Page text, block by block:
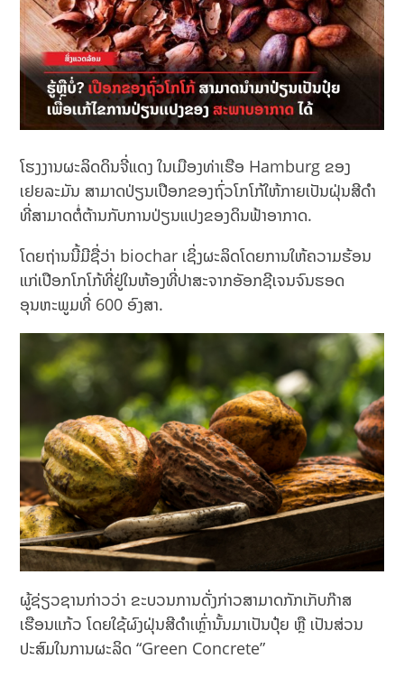
ໂຮງງານຜະລິດດິນຈີ່ແດງ ໃນເມືອງທ່າເຮືອ Hamburg ຂອງ
ເຢຍລະມັນ ສາມາດປ່ຽນເປືອກຂອງຖົ່ວໂກໂກ້ໃຫ້ກາຍເປັນຝຸ່ນສີດຳ
ທີ່ສາມາດຕໍ່ຕ້ານກັບການປ່ຽນແປງຂອງດິນຟ້າອາກາດ.
ໂດຍຖ່ານນີ້ມີຊື່ວ່າ biochar ເຊິ່ງຜະລິດໂດຍການໃຫ້ຄວາມຮ້ອນ
ແກ່ເປືອກໂກໂກ້ທີ່ຢູ່ໃນຫ້ອງທີ່ປາສະຈາກອັອກຊີເຈນຈົນຮອດ
ອຸນຫະພູມທີ່ 600 ອົງສາ.
ຜູ້ຊ່ຽວຊານກ່າວວ່າ ຂະບວນການດັ່ງກ່າວສາມາດກັກເກັບກ໊າສ
ເຮືອນແກ້ວ ໂດຍໃຊ້ຜົງຝຸ່ນສີດຳເຫຼົ່ານັ້ນມາເປັນປຸ໋ຍ ຫຼື ເປັນສ່ວນ
ປະສົມໃນການຜະລິດ “Green Concrete”